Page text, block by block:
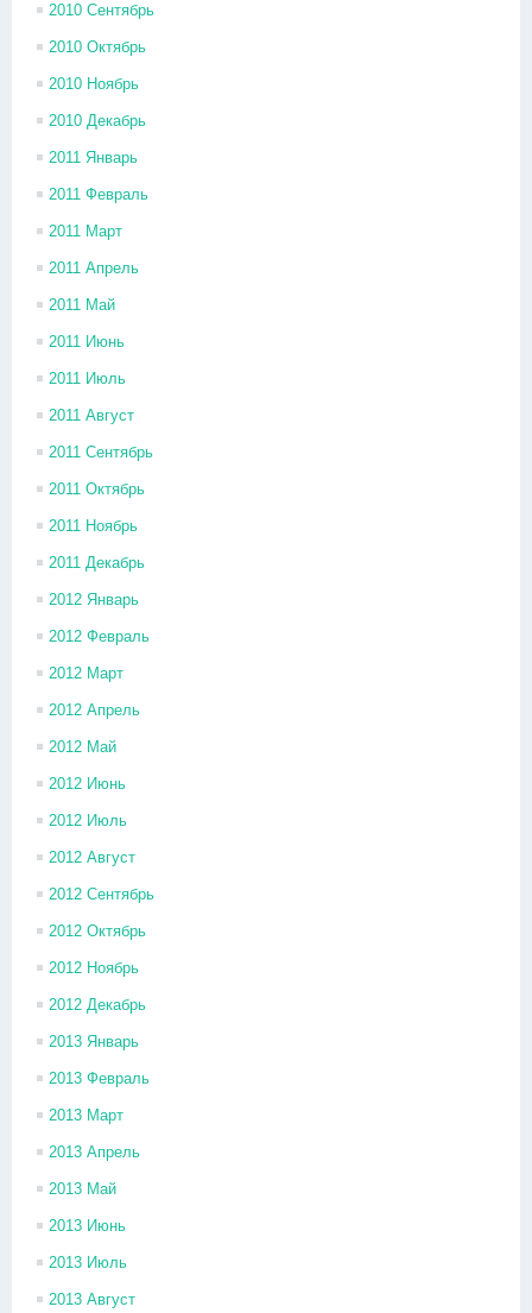
2010 Сентябрь
2010 Октябрь
2010 Ноябрь
2010 Декабрь
2011 Январь
2011 Февраль
2011 Март
2011 Апрель
2011 Май
2011 Июнь
2011 Июль
2011 Август
2011 Сентябрь
2011 Октябрь
2011 Ноябрь
2011 Декабрь
2012 Январь
2012 Февраль
2012 Март
2012 Апрель
2012 Май
2012 Июнь
2012 Июль
2012 Август
2012 Сентябрь
2012 Октябрь
2012 Ноябрь
2012 Декабрь
2013 Январь
2013 Февраль
2013 Март
2013 Апрель
2013 Май
2013 Июнь
2013 Июль
2013 Август